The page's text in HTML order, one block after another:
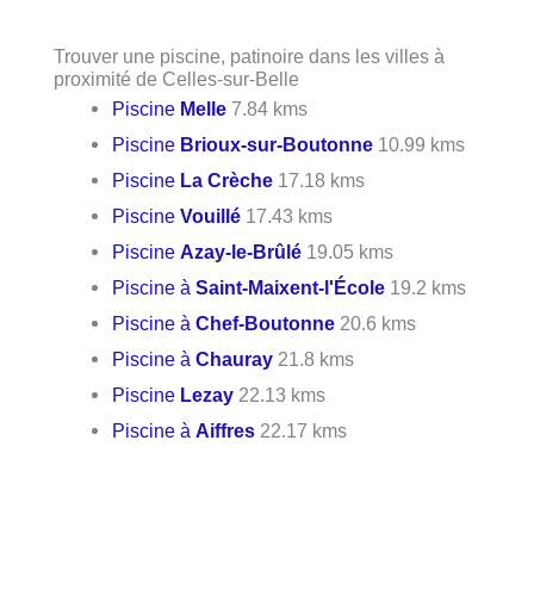
Trouver une piscine, patinoire dans les villes à
proximité de Celles-sur-Belle
Piscine Melle 7.84 kms
Piscine Brioux-sur-Boutonne 10.99 kms
Piscine La Crèche 17.18 kms
PiscineVouillé 17.43 kms
PiscineAzay-le-Brûlé 19.05 kms
Piscine àSaint-Maixent-l'École 19.2 kms
Piscine àChef-Boutonne 20.6 kms
Piscine àChauray 21.8 kms
Piscine Lezay 22.13 kms
Piscine àAiffres 22.17 kms